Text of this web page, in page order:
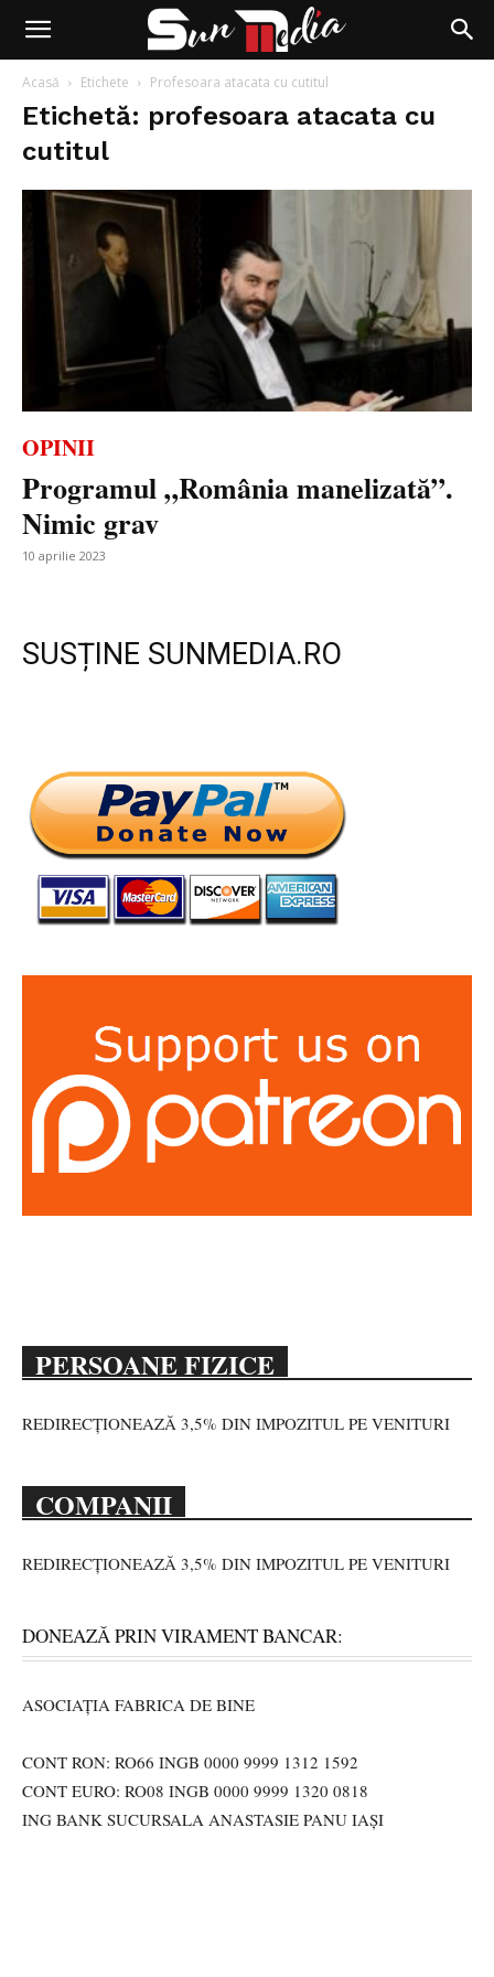
Acasă Etichete Profesoara atacata cu cutitul
Etichetă: profesoara atacata cu
cutitul
OPINII
Programul „România manelizată”.
Nimic grav
10 aprilie 2023
SUSȚINE SUNMEDIA.RO
PERSOANE FIZICE
REDIRECȚIONEAZĂ 3,5% DIN IMPOZITUL PE VENITURI
COMPANII
REDIRECȚIONEAZĂ 3,5% DIN IMPOZITUL PE VENITURI
DONEAZĂ PRIN VIRAMENT BANCAR:
ASOCIAȚIA FABRICA DE BINE
CONT RON: RO66 INGB 0000 9999 1312 1592
CONT EURO: RO08 INGB 0000 9999 1320 0818
ING BANK SUCURSALA ANASTASIE PANU IAȘI